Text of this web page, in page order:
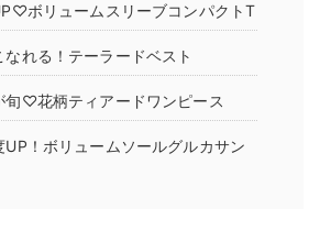
ボリュームスリーブコンパクトT
れる！テーラードベスト
旬♡花柄ティアードワンピース
UP！ボリュームソールグルカサン